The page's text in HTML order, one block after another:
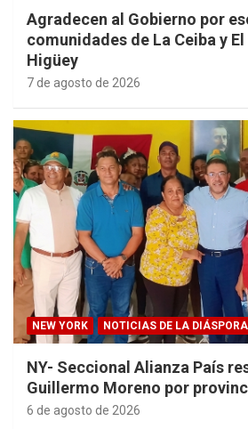
Agradecen al Gobierno por
comunidades de La Ceiba y
Higüey
7 de agosto de 2026
NEW YORK NOTICIAS DE LA DIÁSPORA
NY- Seccional Alianza País
Guillermo Moreno por
6 de agosto de 2026